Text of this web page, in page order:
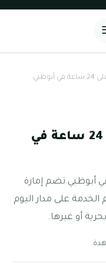
أفضل مطاعم تعمل على 24 ساعة في
على 24 ساعة في أبوظبي تضم إمارة
على مدار اليوم